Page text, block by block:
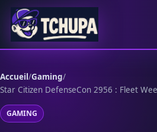
Aller au contenu
Accueil/Gaming/
Star Citizen DefenseCon 2956 : Fleet
GAMING